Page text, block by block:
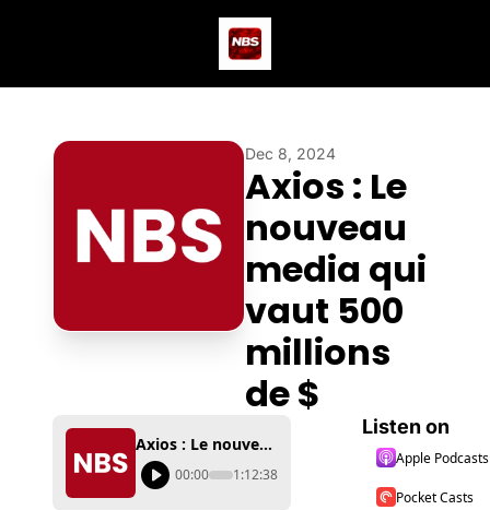
Dec 8, 2024
Axios : Le
nouveau
media qui
vaut 500
millions
de $
Axios : Le nouveau media qui vaut 500 millions de $
00:00 1:12:38
Listen on
Apple Podcasts
Pocket Casts